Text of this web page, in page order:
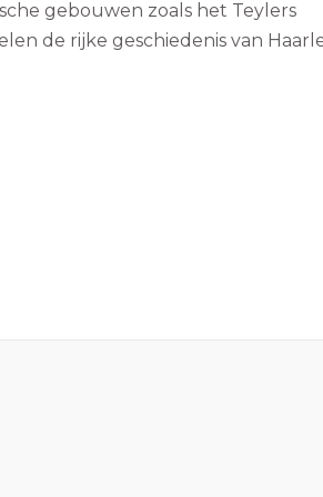
gebouwen zoals het Teylers
de rijke geschiedenis van